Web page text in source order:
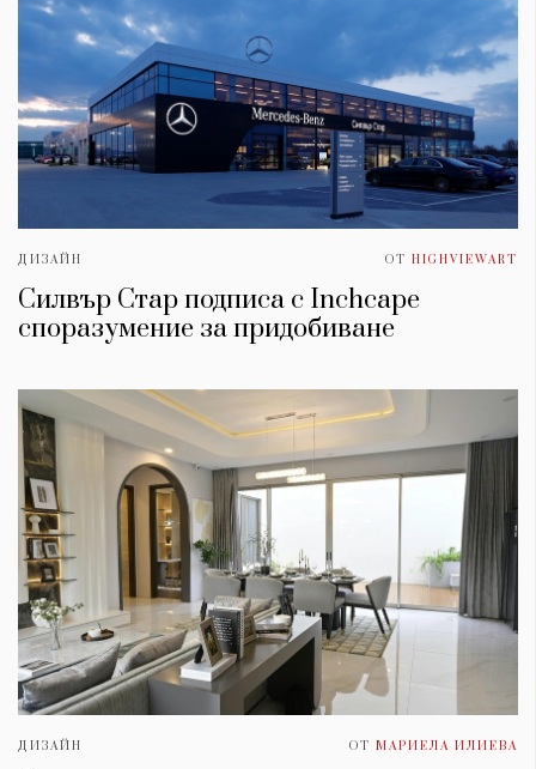
ДИЗАЙН ОТ HIGHVIEWART
Силвър Стар подписа с Inchcape
споразумение за придобиване
ДИЗАЙН ОТ МАРИЕЛА ИЛИЕВА